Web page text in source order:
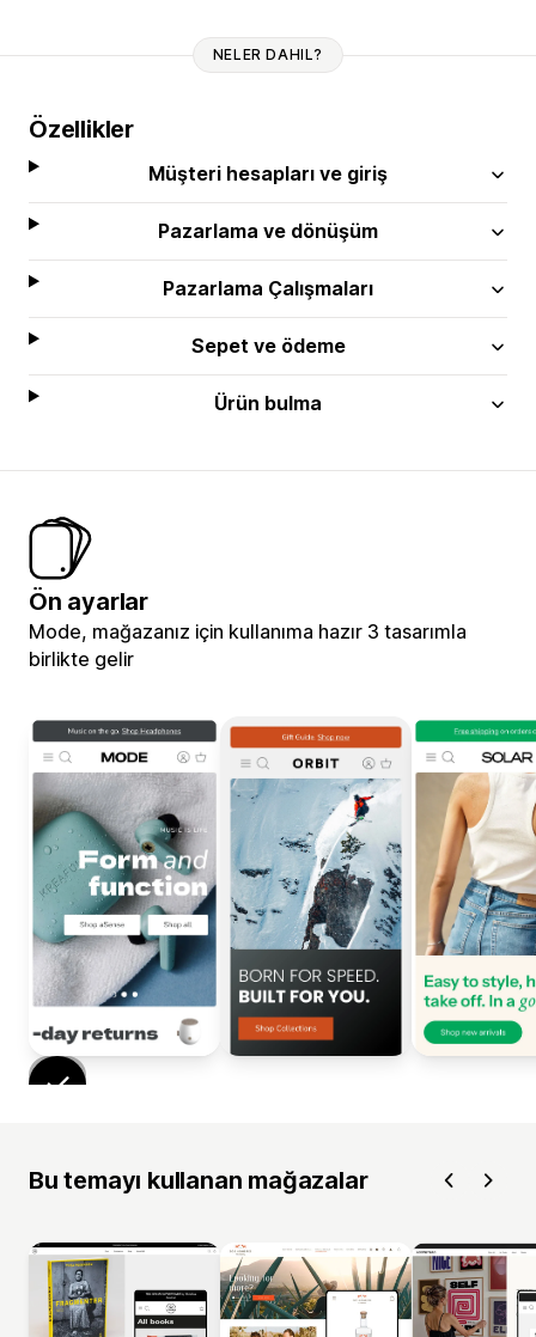
NELER DAHIL?
Özellikler
Müşteri hesapları ve giriş
Pazarlama ve dönüşüm
Pazarlama Çalışmaları
Sepet ve ödeme
Ürün bulma
Ön ayarlar
Mode, mağazanız için kullanıma hazır 3 tasarımla
birlikte gelir
Bu temayı kullanan mağazalar